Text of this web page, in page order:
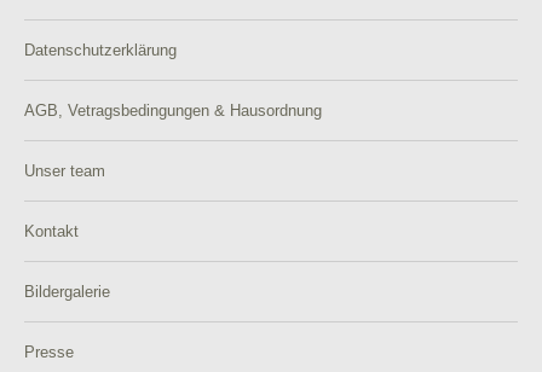
Datenschutzerklärung
AGB, Vetragsbedingungen & Hausordnung
Unser team
Kontakt
Bildergalerie
Presse